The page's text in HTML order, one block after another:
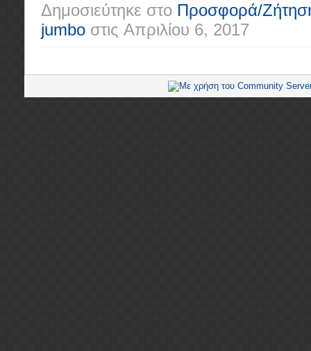
Δημοσιεύτηκε στο Προσφορά/
jumbo στις Απριλίου 6, 2017